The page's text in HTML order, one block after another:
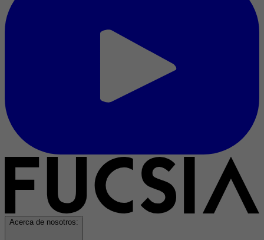
Acerca de nosotros: